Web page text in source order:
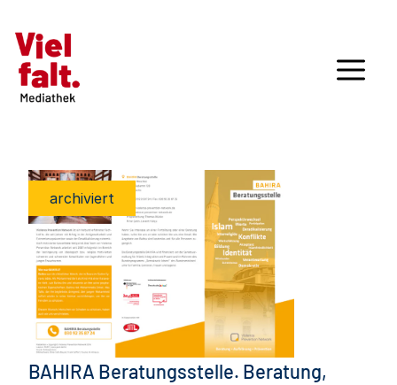
archiviert
BAHIRA Beratungsstelle. Beratung,